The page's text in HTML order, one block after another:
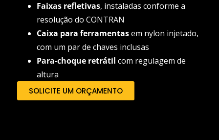
Faixas refletivas, instaladas conforme a
resolução do CONTRAN
Caixa para ferramentasem nylon injetado,
com um par de chaves inclusas
Para-choque retrátil com regulagem de
altura
SOLICITE UM ORÇAMENTO